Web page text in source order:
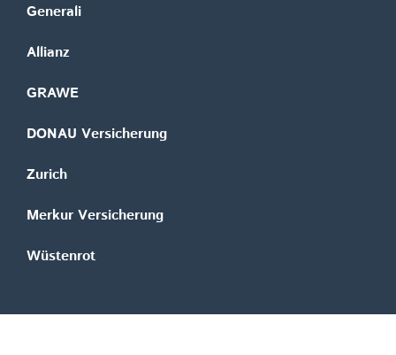
Generali
Allianz
GRAWE
DONAU Versicherung
Zurich
Merkur Versicherung
Wüstenrot